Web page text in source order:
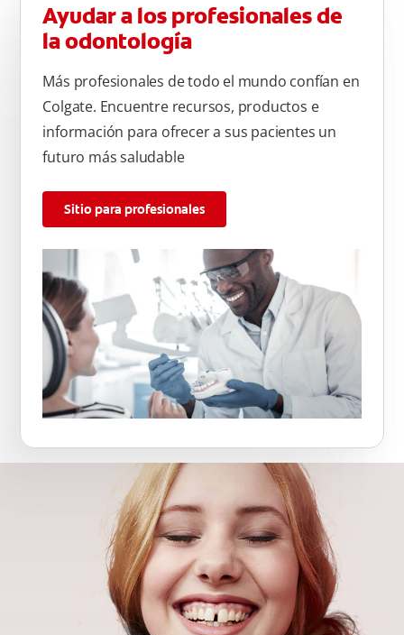
Ayudar a los profesionales de
la odontología
Más profesionales de todo el mundo confían en
Colgate. Encuentre recursos, productos e
información para ofrecer a sus pacientes un
futuro más saludable
Sitio para profesionales